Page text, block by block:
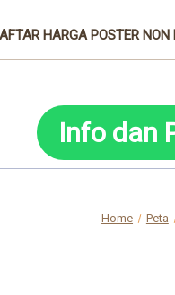
HARGA POSTER NON
Info dan
Home Peta